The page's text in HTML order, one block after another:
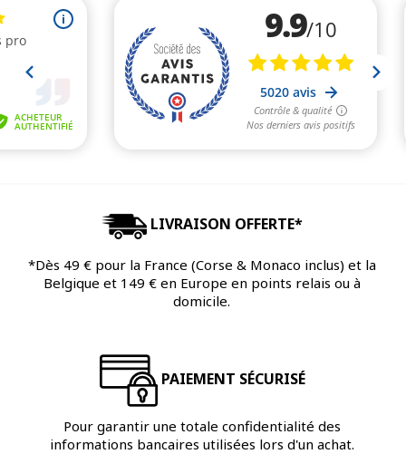
LIVRAISON OFFERTE*
*Dès 49 € pour la France (Corse & Monaco inclus) et la
Belgique et 149 € en Europe en points relais ou à
domicile.
PAIEMENT SÉCURISÉ
Pour garantir une totale confidentialité des
informations bancaires utilisées lors d'un achat.